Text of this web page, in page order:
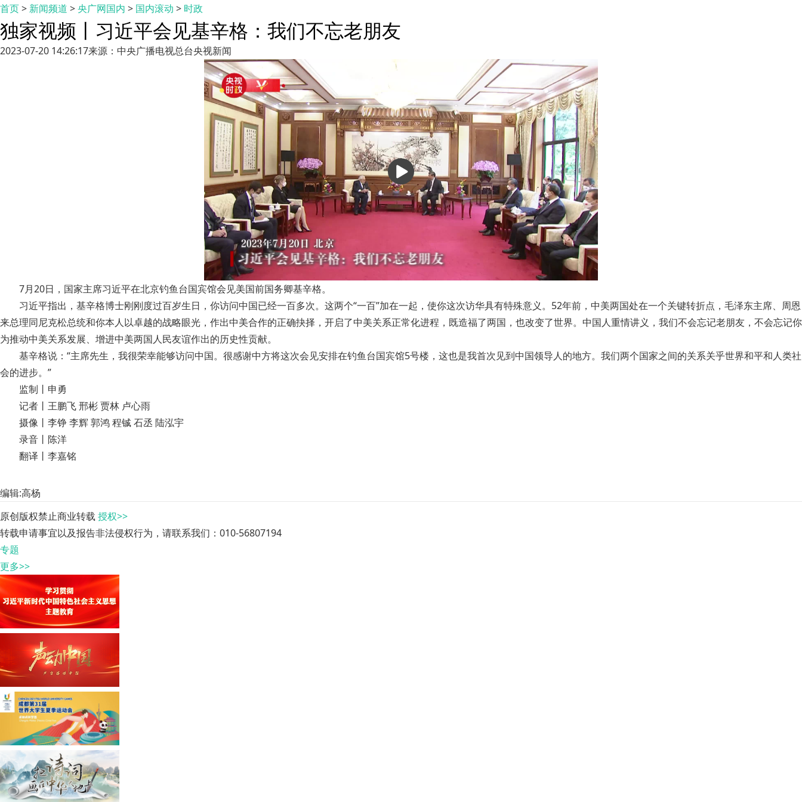
首页> 新闻频道 >央广网国内 > 国内滚动 > 时政
独家视频丨习近平会见基辛格：我们不忘老朋友
2023-07-20 14:26:17来源：中央广播电视总台央视新闻
播
放
7月20日，国家主席习近平在北京钓鱼台国宾馆会见美国前国务卿基辛格。
习近平指出，基辛格博士刚刚度过百岁生日，你访问中国已经一百多次。这两个“一百”加在一起，使你这次访华具有特殊意义。52年前，中美两国处在一个关键转折点，毛泽东主席、周恩
来总理同尼克松总统和你本人以卓越的战略眼光，作出中美合作的正确抉择，开启了中美关系正常化进程，既造福了两国，也改变了世界。中国人重情讲义，我们不会忘记老朋友，不会忘记你
为推动中美关系发展、增进中美两国人民友谊作出的历史性贡献。
基辛格说：“主席先生，我很荣幸能够访问中国。很感谢中方将这次会见安排在钓鱼台国宾馆5号楼，这也是我首次见到中国领导人的地方。我们两个国家之间的关系关乎世界和平和人类社
会的进步。”
监制丨申勇
记者丨王鹏飞 邢彬 贾林 卢心雨
摄像丨李铮 李辉 郭鸿 程铖 石丞 陆泓宇
录音丨陈洋
翻译丨李嘉铭
编辑:高杨
原创版权禁止商业转载 授权>>
转载申请事宜以及报告非法侵权行为，请联系我们：010-56807194
专题
更多>>